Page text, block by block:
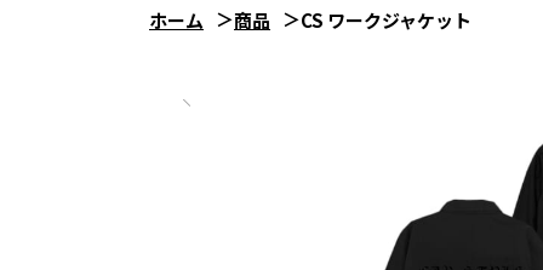
ホーム 商品 CS ワークジャケット